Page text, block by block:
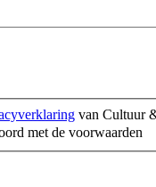
van Cultuur
met de voorwaarden